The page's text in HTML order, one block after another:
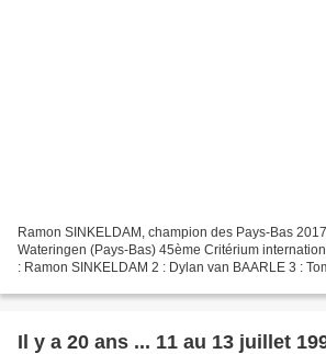
Ramon SINKELDAM, champion des Pays-Bas
Wateringen (Pays-Bas) 45ème Critérium
: Ramon SINKELDAM 2 : Dylan van BAARLE 3 :
Il y a 20 ans ... 11 au 13 juillet